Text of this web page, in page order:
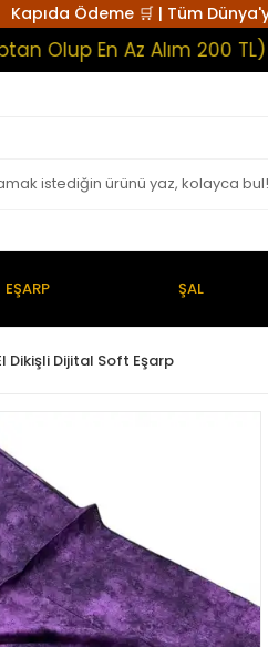
Kapıda Ödeme 🛒 | Tüm
En Az Alım 200 TL)
EŞARP ŞAL
Dikişli Dijital Soft Eşarp